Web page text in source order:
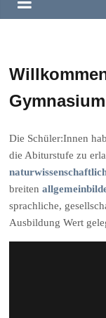
Gymnasium
Die Schüler:Innen
die Abiturstufe zu
breiten
sprachliche,
Ausbildung Wert